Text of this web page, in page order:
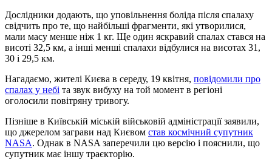
Дослідники додають, що уповільнення боліда після спалаху
свідчить про те, що найбільші фрагменти, які утворилися,
мали масу менше ніж 1 кг. Ще один яскравий спалах стався на
висоті 32,5 км, а інші менші спалахи відбулися на висотах 31,
30 і 29,5 км.
Нагадаємо, жителі Києва в середу, 19 квітня, повідомили про
спалах у небі та звук вибуху на той момент в регіоні
оголосили повітряну тривогу.
Пізніше в Київській міській військовій адміністрації заявили,
що джерелом заграви над Києвом став космічний супутник
NASA. Однак в NASA заперечили цю версію і пояснили, що
супутник має іншу траєкторію.